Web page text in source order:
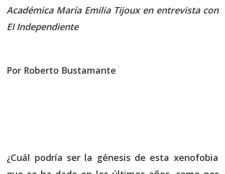
Académica María Emilia Tijoux en entrevista con
EI Independiente
Por Roberto Bustamante
¿Cuál podría ser la génesis de esta xenofobia